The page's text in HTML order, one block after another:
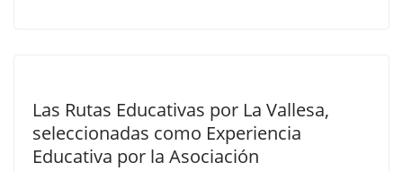
Las Rutas Educativas por La Vallesa,
seleccionadas como Experiencia
Educativa por la Asociación